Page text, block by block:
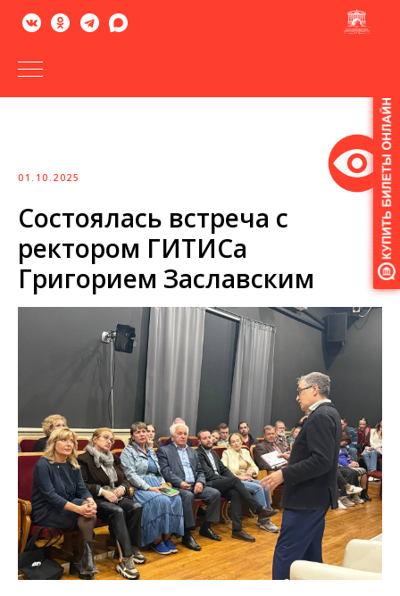
Версия
01.10.2025
Состоялась встреча с
ректором ГИТИСа
Григорием Заславским